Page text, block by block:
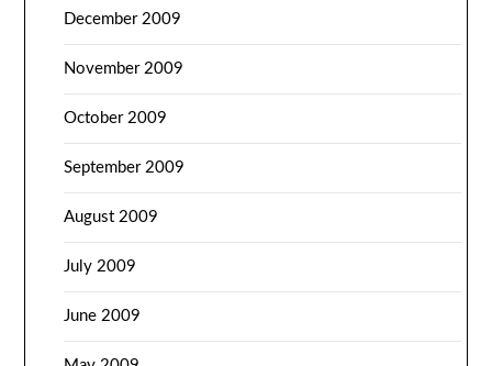
December 2009
November 2009
October 2009
September 2009
August 2009
July 2009
June 2009